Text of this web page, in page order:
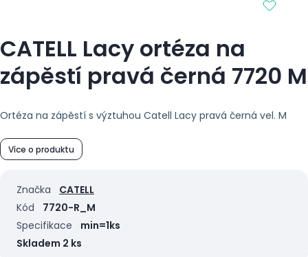
CATELL Lacy ortéza na
zápěstí pravá černá 7720 M
Ortéza na zápěstí s výztuhou Catell Lacy pravá černá vel. M
Více o produktu
Značka
CATELL
Kód
7720-R_M
Specifikace
min=1ks
Skladem 2 ks